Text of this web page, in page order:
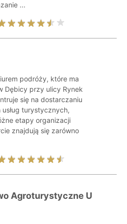
...
podróży, które ma
Dębicy przy ulicy Rynek
się na dostarczaniu
turystycznych,
etapy organizacji
znajdują się zarówno
Agroturystyczne U